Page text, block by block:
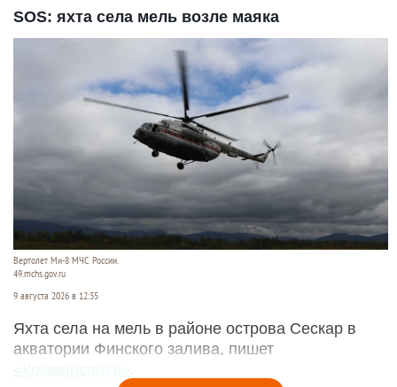
SOS: яхта села мель возле маяка
Вертолет Ми-8 МЧС России.
49.mchs.gov.ru
9 августа 2026 в 12:35
Яхта села на мель в районе острова Сескар в
акватории Финского залива, пишет
«Коммерсантъ»